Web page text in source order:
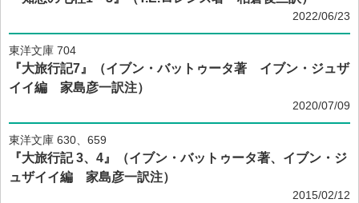
2022/06/23
東洋文庫 704
『大旅行記7』（イブン・バットゥータ著 イブン・ジュザ
イイ編 家島彦一訳注）
2020/07/09
東洋文庫 630、659
『大旅行記 3、4』（イブン・バットゥータ著、イブン・ジ
ュザイイ編 家島彦一訳注）
2015/02/12